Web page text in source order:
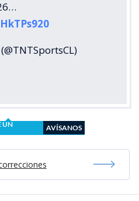
UN
AVÍSANOS